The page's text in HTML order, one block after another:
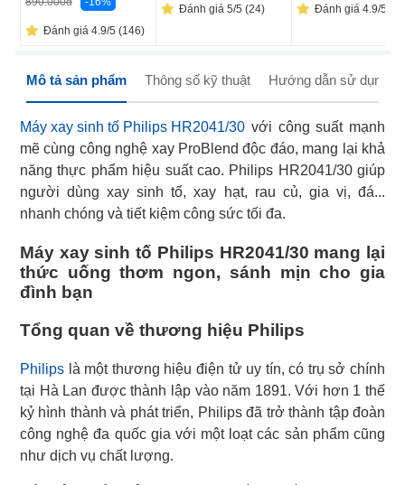
Đánh giá 4.9/5 (146)
Đánh giá 5/5 (24) Đánh giá 4.9/5
Mô tả sản phẩm Thông số kỹ thuật Hướng dẫn sử dụng
Máy xay sinh tố Philips HR2041/30 với công suất mạnh
mẽ cùng công nghệ xay ProBlend độc đáo, mang lại khả
năng thực phẩm hiệu suất cao. Philips HR2041/30 giúp
người dùng xay sinh tố, xay hạt, rau củ, gia vị, đá...
nhanh chóng và tiết kiệm công sức tối đa.
Máy xay sinh tố Philips HR2041/30 mang lại
thức uống thơm ngon, sánh mịn cho gia
đình bạn
Tổng quan về thương hiệu Philips
Philips là một thương hiệu điện tử uy tín, có trụ sở chính
tại Hà Lan được thành lập vào năm 1891. Với hơn 1 thế
kỷ hình thành và phát triển, Philips đã trở thành tập đoàn
công nghệ đa quốc gia với một loạt các sản phẩm cũng
như dịch vụ chất lượng.